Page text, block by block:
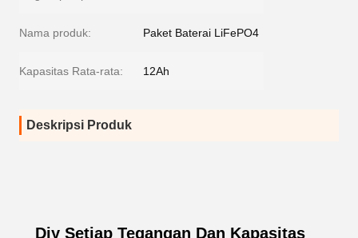
Nama produk: Paket Baterai LiFePO4
Kapasitas Rata-rata: 12Ah
Deskripsi Produk
Diy Setiap Tegangan Dan Kapasitas